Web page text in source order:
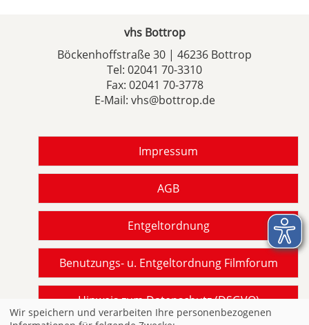
vhs Bottrop
Böckenhoffstraße 30 | 46236 Bottrop
Tel: 02041 70-3310
Fax: 02041 70-3778
E-Mail: vhs@bottrop.de
Impressum
AGB
Entgeltordnung
Benutzungs- u. Entgeltordnung Filmforum
Hinweis zum Datenschutz (DSGVO)
Wir speichern und verarbeiten Ihre personenbezogenen